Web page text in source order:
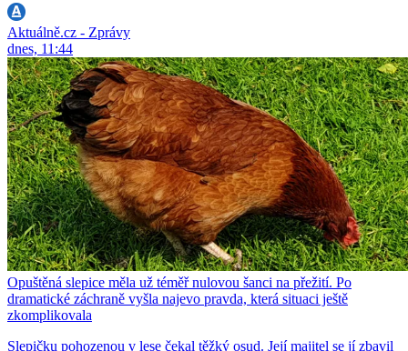
Aktuálně.cz - Zprávy
dnes, 11:44
Opuštěná slepice měla už téměř nulovou šanci na přežití. Po
dramatické záchraně vyšla najevo pravda, která situaci ještě
zkomplikovala
Slepičku pohozenou v lese čekal těžký osud. Její majitel se jí zbavil